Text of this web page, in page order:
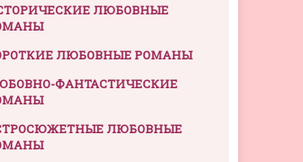
ЛЮБОВНЫЕ
ЛЮБОВНЫЕ РОМАНЫ
ФАНТАСТИЧЕСКИЕ
ЛЮБОВНЫЕ